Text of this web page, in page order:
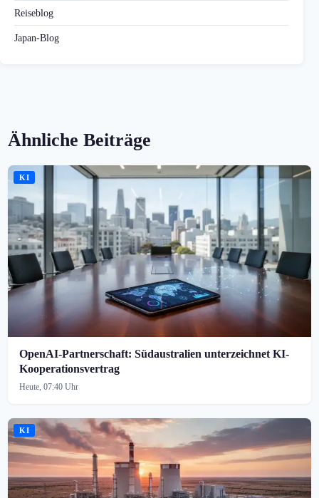
Reiseblog
Japan-Blog
Ähnliche Beiträge
KI
OpenAI-Partnerschaft: Südaustralien unterzeichnet KI-
Kooperationsvertrag
Heute, 07:40 Uhr
KI